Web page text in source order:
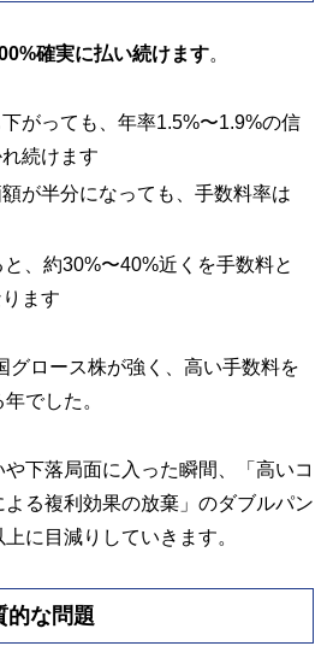
確実に払い続けます。
がっても、年率1.5%〜1.9%の信
続けます
が半分になっても、手数料率は
、約30%〜40%近くを手数料と
ます
グロース株が強く、高い手数料を
でした。
下落局面に入った瞬間、「高いコ
る複利効果の放棄」のダブルパン
に目減りしていきます。
的な問題